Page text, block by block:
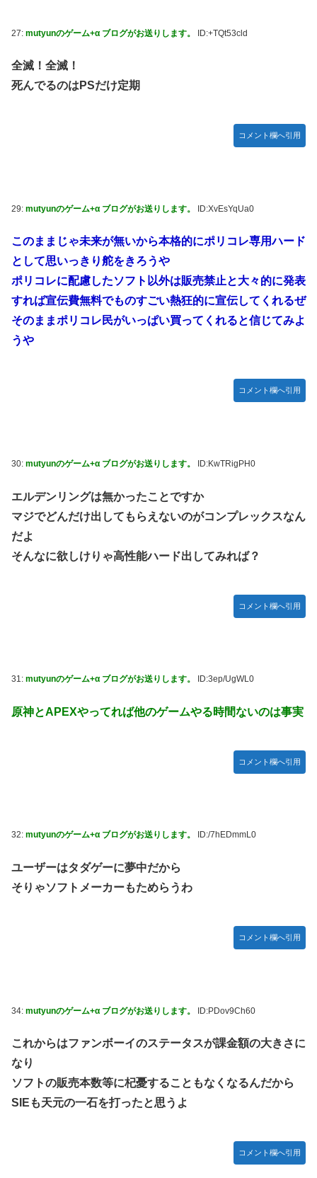
27: mutyunのゲーム+α ブログがお送りします。 ID:+TQt53cld
全滅！全滅！
死んでるのはPSだけ定期
コメント欄へ引用
29: mutyunのゲーム+α ブログがお送りします。 ID:XvEsYqUa0
このままじゃ未来が無いから本格的にポリコレ専用ハード
として思いっきり舵をきろうや
ポリコレに配慮したソフト以外は販売禁止と大々的に発表
すれば宣伝費無料でものすごい熱狂的に宣伝してくれるぜ
そのままポリコレ民がいっぱい買ってくれると信じてみよ
うや
コメント欄へ引用
30: mutyunのゲーム+α ブログがお送りします。 ID:KwTRigPH0
エルデンリングは無かったことですか
マジでどんだけ出してもらえないのがコンプレックスなん
だよ
そんなに欲しけりゃ高性能ハード出してみれば？
コメント欄へ引用
31: mutyunのゲーム+α ブログがお送りします。 ID:3ep/UgWL0
原神とAPEXやってれば他のゲームやる時間ないのは事実
コメント欄へ引用
32: mutyunのゲーム+α ブログがお送りします。 ID:/7hEDmmL0
ユーザーはタダゲーに夢中だから
そりゃソフトメーカーもためらうわ
コメント欄へ引用
34: mutyunのゲーム+α ブログがお送りします。 ID:PDov9Ch60
これからはファンボーイのステータスが課金額の大きさに
なり
ソフトの販売本数等に杞憂することもなくなるんだから
SIEも天元の一石を打ったと思うよ
コメント欄へ引用